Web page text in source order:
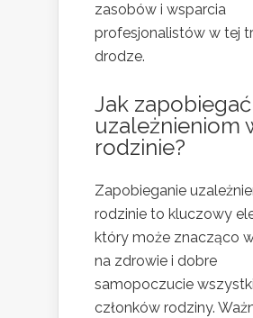
zasobów i wsparcia
profesjonalistów w tej
drodze.
Jak zapobiegać
uzależnieniom
rodzinie?
Zapobieganie
rodzinie to kluczowy
który może znacząco
na zdrowie i dobre
samopoczucie
członków rodziny.